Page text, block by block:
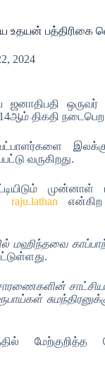
பத்திரிகை
2024
ஜனாதிபதி ஒருவர்
திகதி
வருகிறது.
முன்னாள்
raju.lathan
மேற்குறித்த